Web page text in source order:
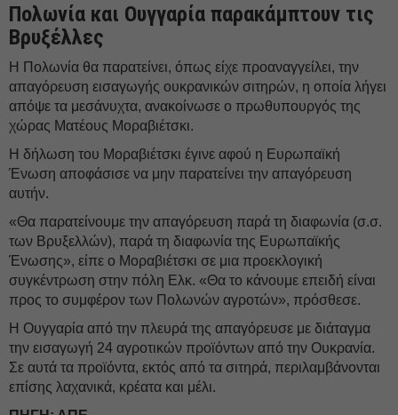
Πολωνία και Ουγγαρία παρακάμπτουν τις
Βρυξέλλες
Η Πολωνία θα παρατείνει, όπως είχε προαναγγείλει, την
απαγόρευση εισαγωγής ουκρανικών σιτηρών, η οποία λήγει
απόψε τα μεσάνυχτα, ανακοίνωσε ο πρωθυπουργός της
χώρας Ματέους Μοραβιέτσκι.
Η δήλωση του Μοραβιέτσκι έγινε αφού η Ευρωπαϊκή
Ένωση αποφάσισε να μην παρατείνει την απαγόρευση
αυτήν.
«Θα παρατείνουμε την απαγόρευση παρά τη διαφωνία (σ.σ.
των Βρυξελλών), παρά τη διαφωνία της Ευρωπαϊκής
Ένωσης», είπε ο Μοραβιέτσκι σε μια προεκλογική
συγκέντρωση στην πόλη Ελκ. «Θα το κάνουμε επειδή είναι
προς το συμφέρον των Πολωνών αγροτών», πρόσθεσε.
Η Ουγγαρία από την πλευρά της απαγόρευσε με διάταγμα
την εισαγωγή 24 αγροτικών προϊόντων από την Ουκρανία.
Σε αυτά τα προϊόντα, εκτός από τα σιτηρά, περιλαμβάνονται
επίσης λαχανικά, κρέατα και μέλι.